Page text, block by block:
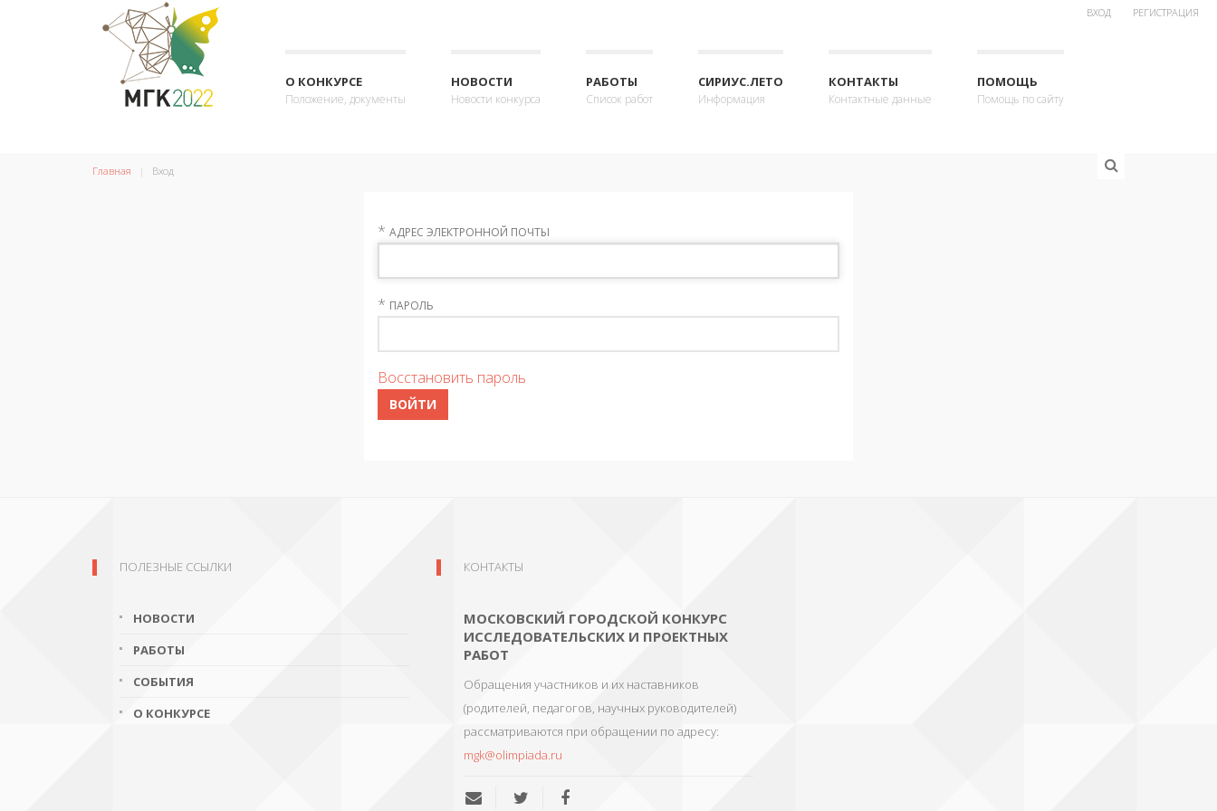
ВХОД РЕГИСТРАЦИЯ
О КОНКУРСЕ
Положение, документы
НОВОСТИ
Новости конкурса
РАБОТЫ
Список работ
СИРИУС.ЛЕТО
Информация
КОНТАКТЫ
Контактные данные
ПОМОЩЬ
Помощь по сайту
Главная Вход
* АДРЕС ЭЛЕКТРОННОЙ ПОЧТЫ
* ПАРОЛЬ
Восстановить пароль
ВОЙТИ
ПОЛЕЗНЫЕ ССЫЛКИ
НОВОСТИ
РАБОТЫ
СОБЫТИЯ
О КОНКУРСЕ
КОНТАКТЫ
МОСКОВСКИЙ ГОРОДСКОЙ КОНКУРС
ИССЛЕДОВАТЕЛЬСКИХ И ПРОЕКТНЫХ
РАБОТ
Обращения участников и их наставников
(родителей, педагогов, научных руководителей)
рассматриваются при обращении по адресу:
mgk@olimpiada.ru